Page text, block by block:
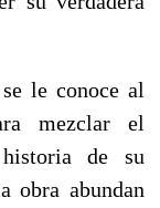
le conoce al
mezclar el
de su
obra abundan